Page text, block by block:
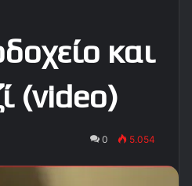
και
(video)
0 5.054